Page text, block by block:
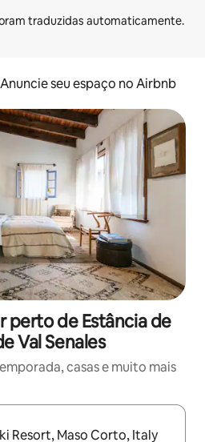
Anuncie seu espaço no Airbnb
perto de Estância de
Val Senales
casas e muito mais
disponíveis, explore-os